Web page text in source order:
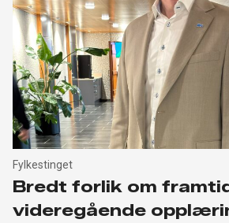
Fylkestinget
Bredt forlik om
videregående